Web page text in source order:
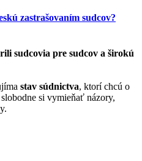
zastrašovaním sudcov?
sudcovia pre sudcov a širokú
stav súdnictva, ktorí chcú o
si vymieňať názory,